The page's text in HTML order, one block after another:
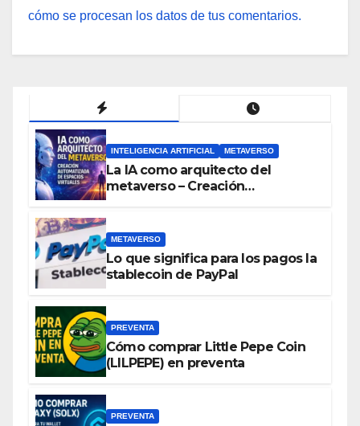
cómo se procesan los datos de tus comentarios.
INTELIGENCIA ARTIFICIAL METAVERSO
La IA como arquitecto del
metaverso – Creación
METAVERSO
Lo que significa para los pagos la
stablecoin de PayPal
PREVENTA
Cómo comprar Little Pepe Coin
(LILPEPE) en preventa
PREVENTA